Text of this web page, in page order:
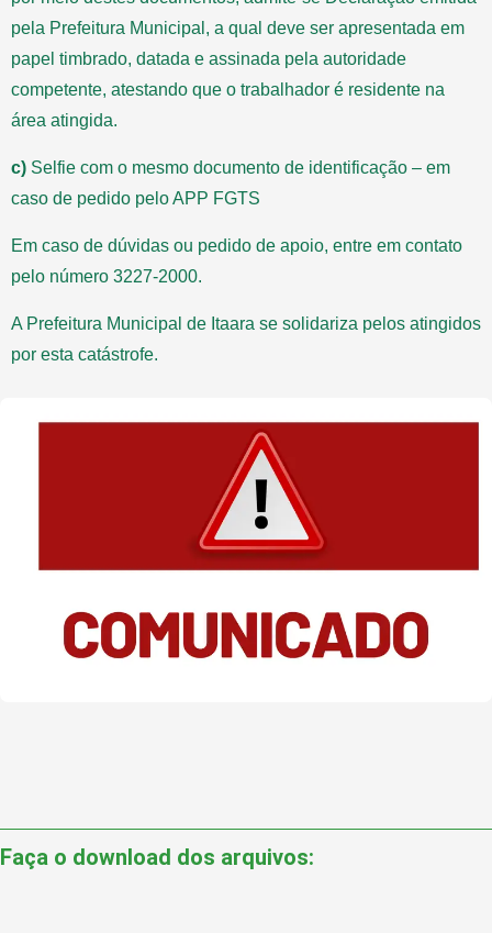
pela Prefeitura Municipal, a qual deve ser apresentada em
papel timbrado, datada e assinada pela autoridade
competente, atestando que o trabalhador é residente na
área atingida.
c) Selfie com o mesmo documento de identificação – em
caso de pedido pelo APP FGTS
Em caso de dúvidas ou pedido de apoio, entre em contato
pelo número 3227-2000.
A Prefeitura Municipal de Itaara se solidariza pelos atingidos
por esta catástrofe.
Faça o download dos arquivos: